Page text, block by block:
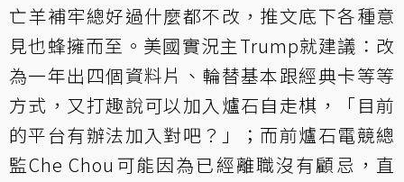
亡羊補牢總好過什麼都不改，推文底下各種意
見也蜂擁而至。美國實況主Trump就建議：改
為一年出四個資料片、輪替基本跟經典卡等等
方式，又打趣說可以加入爐石自走棋，「目前
的平台有辦法加入對吧？」；而前爐石電競總
監Che Chou可能因為已經離職沒有顧忌，直